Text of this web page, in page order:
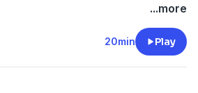
...more
20min Play